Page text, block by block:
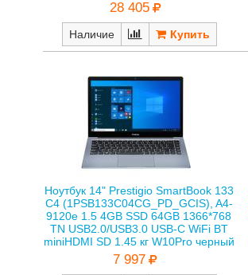
28 405
Наличие
Ноутбук 14" Prestigio SmartBook 133
C4 (1PSB133C04CG_PD_GCIS), A4-
9120e 1.5 4GB SSD 64GB 1366*768
TN USB2.0/USB3.0 USB-C WiFi BT
miniHDMI SD 1.45 кг W10Pro черный
7 997